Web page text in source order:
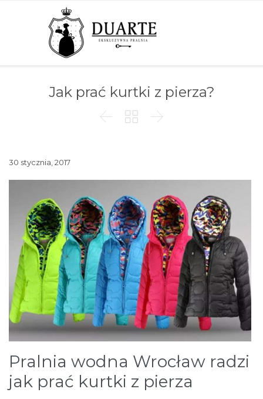
Jak prać kurtki z pierza?
  
30 stycznia, 2017
Pralnia wodna Wrocław radzi
jak prać kurtki z pierza